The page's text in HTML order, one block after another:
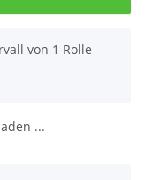
von 1 Rolle
...